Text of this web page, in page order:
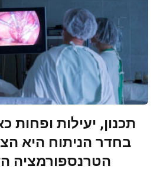
תכנון, יעילות ופחות
בחדר הניתוח היא
הטרנספורמציה